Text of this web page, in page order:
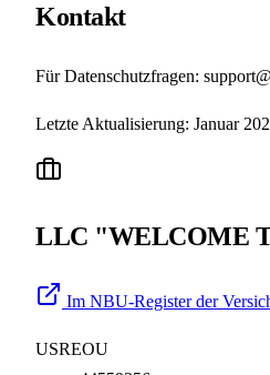
Kontakt
Für Datenschutzfragen:
Letzte Aktualisierung: Januar
LLC "WELCOME
Im NBU-Register der
USREOU